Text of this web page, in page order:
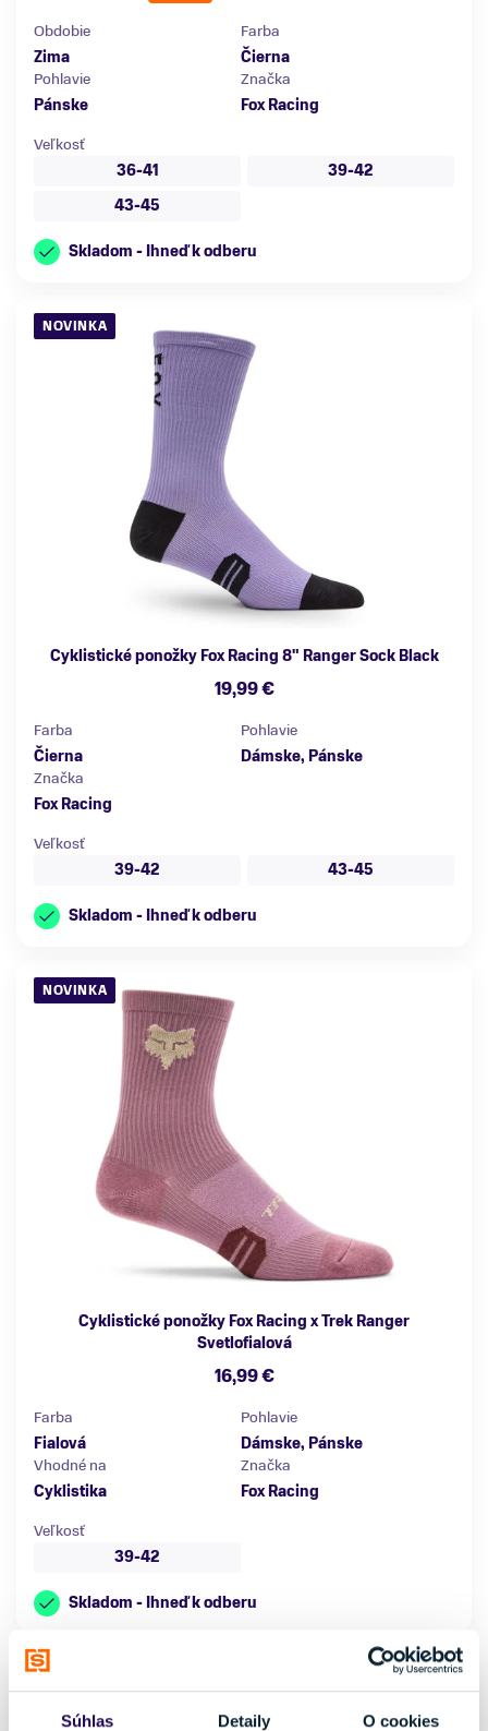
Súhlas Detaily O cookies
Obdobie
Zima
Farba
Čierna
Pohlavie
Pánske
Značka
Fox Racing
Veľkosť
36-41
39-42
43-45
Skladom - Ihneď k odberu
NOVINKA
Cyklistické ponožky Fox Racing 8" Ranger Sock Black
19,99 €
Farba
Čierna
Pohlavie
Dámske, Pánske
Značka
Fox Racing
Veľkosť
39-42
43-45
Skladom - Ihneď k odberu
NOVINKA
Cyklistické ponožky Fox Racing x Trek Ranger
Svetlofialová
16,99 €
Farba
Fialová
Pohlavie
Dámske, Pánske
Vhodné na
Cyklistika
Značka
Fox Racing
Veľkosť
39-42
Skladom - Ihneď k odberu
NOVINKA